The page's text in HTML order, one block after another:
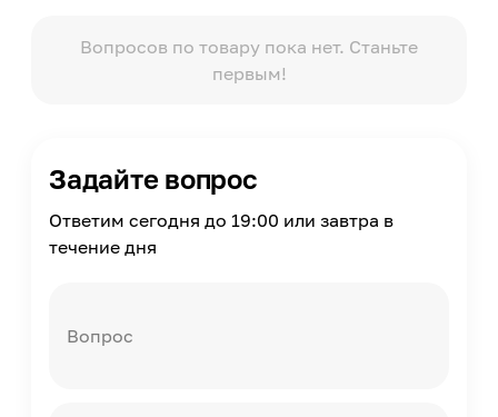
Металлокаркас
Материал каркаса
Пиломатериал хвойный пород, березовая
Беспружинная конструкция
Вопросов по товару пока нет. Станьте
первым!
Задайте вопрос
Ответим сегодня до 19:00 или завтра в
течение дня
Вопрос